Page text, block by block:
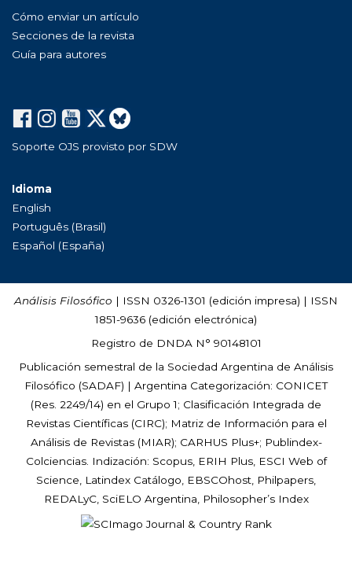
Cómo enviar un artículo
Secciones de la revista
Guía para autores
Soporte OJS provisto por SDW
Idioma
English
Português (Brasil)
Español (España)
Análisis Filosófico | ISSN 0326-1301 (edición impresa) | ISSN
1851-9636 (edición electrónica)
Registro de DNDA N° 90148101
Publicación semestral de la Sociedad Argentina de Análisis
Filosófico (SADAF) | Argentina Categorización: CONICET
(Res. 2249/14) en el Grupo 1; Clasificación Integrada de
Revistas Científicas (CIRC); Matriz de Información para el
Análisis de Revistas (MIAR); CARHUS Plus+; Publindex-
Colciencias. Indización: Scopus, ERIH Plus, ESCI Web of
Science, Latindex Catálogo, EBSCOhost, Philpapers,
REDALyC, SciELO Argentina, Philosopher’s Index